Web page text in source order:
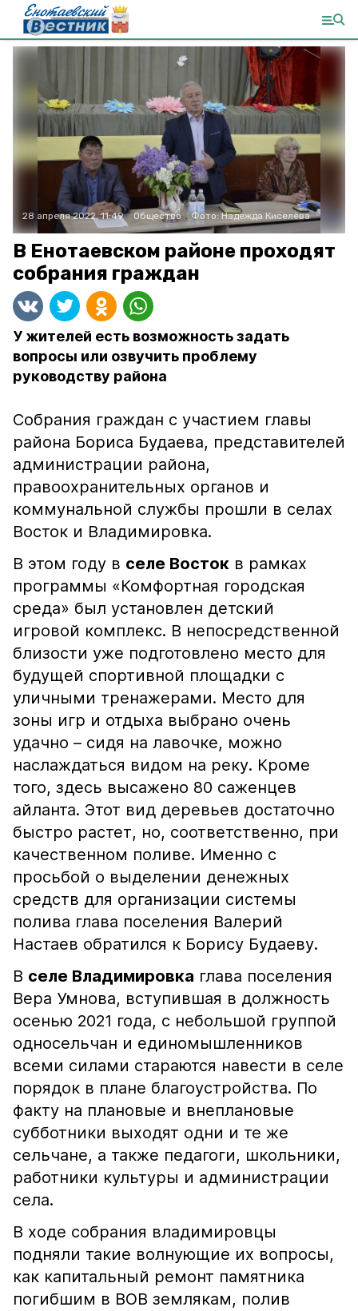
28 апреля 2022, 11:49 Общество Фото:Надежда Киселёва
В Енотаевском районе проходят
собрания граждан
У жителей есть возможность задать
вопросы или озвучить проблему
руководству района
Собрания граждан с участием главы
района Бориса Будаева, представителей
администрации района,
правоохранительных органов и
коммунальной службы прошли в селах
Восток и Владимировка.
В этом году в селе Восток в рамках
программы «Комфортная городская
среда» был установлен детский
игровой комплекс. В непосредственной
близости уже подготовлено место для
будущей спортивной площадки с
уличными тренажерами. Место для
зоны игр и отдыха выбрано очень
удачно – сидя на лавочке, можно
наслаждаться видом на реку. Кроме
того, здесь высажено 80 саженцев
айланта. Этот вид деревьев достаточно
быстро растет, но, соответственно, при
качественном поливе. Именно с
просьбой о выделении денежных
средств для организации системы
полива глава поселения Валерий
Настаев обратился к Борису Будаеву.
В селе Владимировка глава поселения
Вера Умнова, вступившая в должность
осенью 2021 года, с небольшой группой
односельчан и единомышленников
всеми силами стараются навести в селе
порядок в плане благоустройства. По
факту на плановые и внеплановые
субботники выходят одни и те же
сельчане, а также педагоги, школьники,
работники культуры и администрации
села.
В ходе собрания владимировцы
подняли такие волнующие их вопросы,
как капитальный ремонт памятника
погибшим в ВОВ землякам, полив